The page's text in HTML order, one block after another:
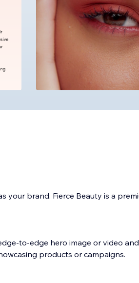
your brand. Fierce Beauty is a
to-edge hero image or video
products or campaigns.